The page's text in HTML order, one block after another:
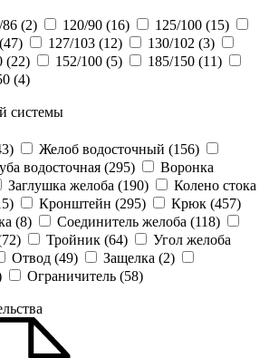
86 (2) 120/90 (16)
125/100 (15)
127/103 (12)
130/102 (3)
(22) 152/100 (5)
185/150 (11)
(4)
системы
Желоб водосточный (156)
водосточная (295)
Воронка
Заглушка желоба (190)
Колено стока
Кронштейн (295)
Крюк (457)
(8)
Соединитель желоба (118)
Тройник (64)
Угол желоба
Отвод (49)
Защелка (2)
Ограничитель (58)